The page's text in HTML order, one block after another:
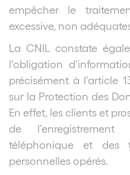
empêcher le
excessive, non
La CNIL constate
l’obligation
précisément à l’article
sur la Protection des
En effet, les clients et
de
téléphonique et des
personnelles opérés.